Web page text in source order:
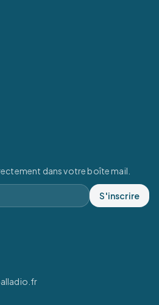
dans votre boîte mail.
S'inscrire